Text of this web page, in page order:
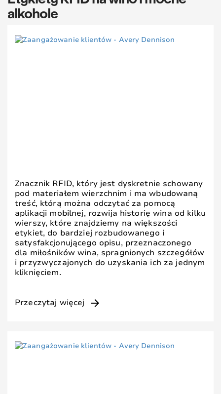
alkohole
Znacznik RFID, który jest dyskretnie schowany
pod materiałem wierzchnim i ma wbudowaną
treść, którą można odczytać za pomocą
aplikacji mobilnej, rozwija historię wina od kilku
wierszy, które znajdziemy na większości
etykiet, do bardziej rozbudowanego i
satysfakcjonującego opisu, przeznaczonego
dla miłośników wina, spragnionych szczegółów
i przyzwyczajonych do uzyskania ich za jednym
kliknięciem.
Przeczytaj więcej arrow_forward